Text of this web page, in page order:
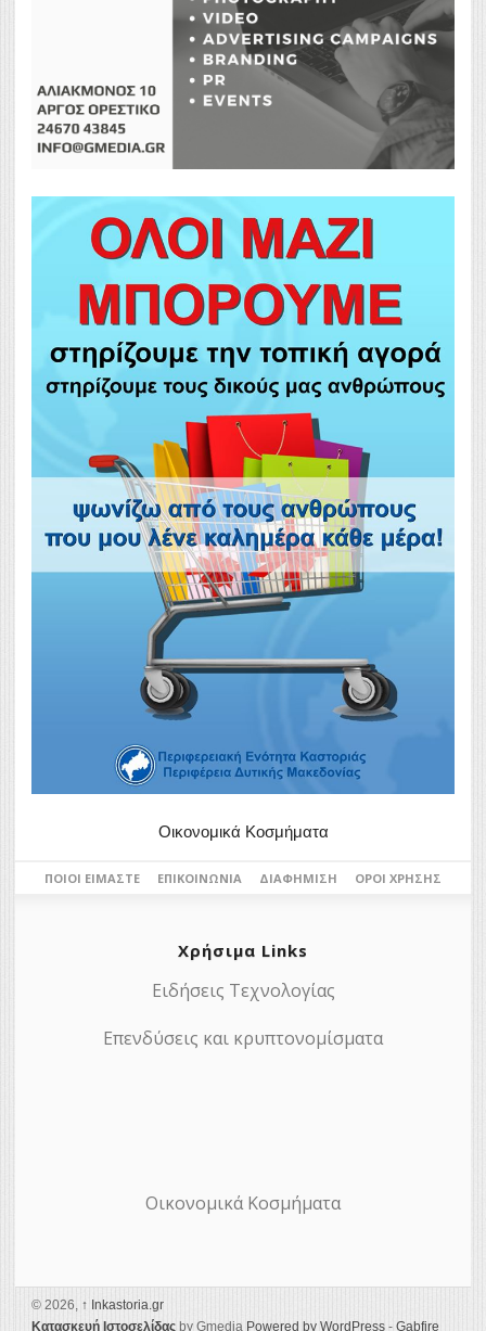
Οικονομικά Κοσμήματα
ΠΟΙΟΙ ΕΊΜΑΣΤΕ ΕΠΙΚΟΙΝΩΝΊΑ ΔΙΑΦΉΜΙΣΗ ΌΡΟΙ ΧΡΉΣΗΣ
Χρήσιμα Links
Ειδήσεις Τεχνολογίας
Επενδύσεις και κρυπτονομίσματα
Οικονομικά Κοσμήματα
© 2026, ↑ Ιnkastoria.gr
Κατασκευή Ιστοσελίδας by Gmedia Powered by WordPress - Gabfire